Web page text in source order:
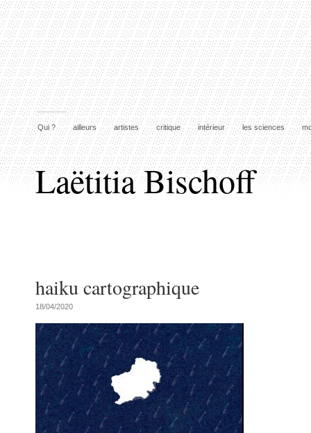
Qui ? ailleurs artistes critique intérieur les sciences
Laëtitia Bischoff
haiku cartographique
18/04/2020